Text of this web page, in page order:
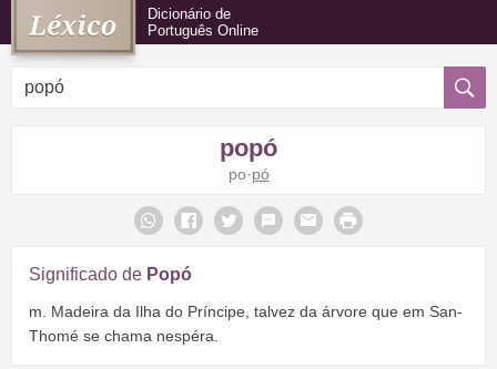
Dicionário de
Português Online
popó
po·pó
Significado de Popó
m. Madeira da Ilha do Príncipe, talvez da árvore que em San-
Thomé se chama nespéra.